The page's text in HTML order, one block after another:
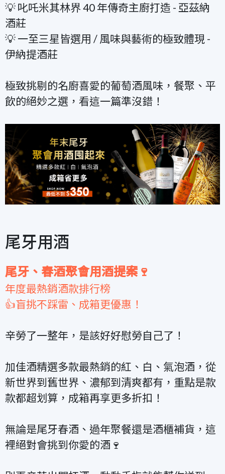
💡 叱吒米其林界 40 年傳奇主廚打造 - 亞茲納
酒莊
💡 一至三星皆選用 / 風味與藝術的極致體現 -
伊納提酒莊
極致挑剔的名廚喜愛的葡萄酒風味，餐聚、平
飲的絕妙之選，看這一篇準沒錯！
尾牙用酒
尾牙、春酒聚會用酒提案🍷
年度最熱銷酒款排行榜
👍盲挑不踩雷、成箱更優惠！
辛勞了一整年，是該好好慰勞自己了！
加佳酒精選多款最熱銷的紅、白、氣泡酒，從
新世界到舊世界、濃郁到清爽都有，重點是款
款都超划算，成箱再享更多折扣！
無論是尾牙春酒、過年聚餐還是酒櫃補貨，這
裡絕對會挑到你愛的酒🍷